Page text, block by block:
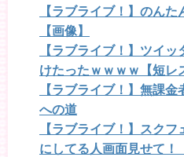
【ラブライブ！】のんた
【画像】
【ラブライブ！】ツイ
けたったｗｗｗｗ【短レ
【ラブライブ！】無課
への道
【ラブライブ！】スク
にしてる人画面見せて！